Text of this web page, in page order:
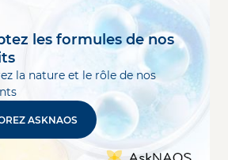
les formules de nos
la nature et le rôle de nos
ASKNAOS